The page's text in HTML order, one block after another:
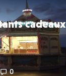
cadeaux
0